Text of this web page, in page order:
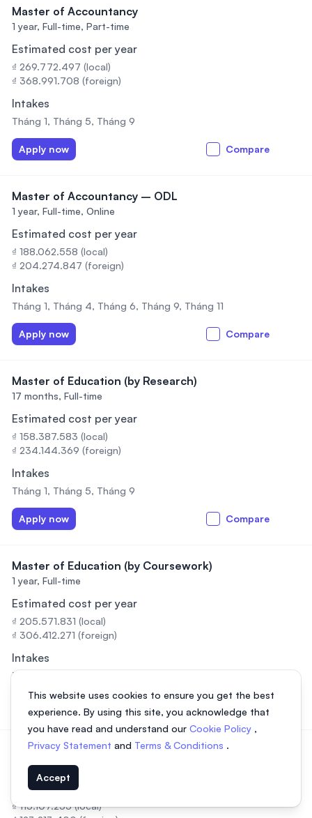
Master of Accountancy
1 year, Full-time, Part-time
Estimated cost per year
₫ 269.772.497 (local)
₫ 368.991.708 (foreign)
Intakes
Tháng 1, Tháng 5, Tháng 9
Apply now Compare
Master of Accountancy – ODL
1 year, Full-time, Online
Estimated cost per year
₫ 188.062.558 (local)
₫ 204.274.847 (foreign)
Intakes
Tháng 1, Tháng 4, Tháng 6, Tháng 9, Tháng 11
Apply now Compare
Master of Education (by Research)
17 months, Full-time
Estimated cost per year
₫ 158.387.583 (local)
₫ 234.144.369 (foreign)
Intakes
Tháng 1, Tháng 5, Tháng 9
Apply now Compare
Master of Education (by Coursework)
1 year, Full-time
Estimated cost per year
₫ 205.571.831 (local)
₫ 306.412.271 (foreign)
Intakes
Tháng 1, Tháng 5, Tháng 9
Master of Education by Research – ODL
2 years, Full-time, Part-time, Online
Estimated cost per year
₫ 115.107.255 (local)
This website uses cookies to ensure you get the best
experience. By using this site, you acknowledge that
you have read and understand our Cookie Policy ,
Privacy Statement and Terms & Conditions .
Accept